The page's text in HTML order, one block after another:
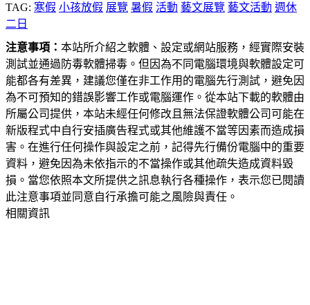
TAG: 寒假 小孩放假 展覽 暑假 活動 藝文展覽 藝文活動 週休
二日
注意事項： 本站所介紹之軟體、設定或網站服務，經實際安裝
測試並通過防毒軟體掃毒。但因為不同電腦環境與軟體設定可
能都各有差異，建議您僅在非工作用的電腦先行測試，避免因
為不可預知的錯誤影響工作或電腦運作。從本站下載的軟體由
所屬公司提供，本站未經任何修改且無法保證軟體公司可能在
新版程式中自行安插廣告程式或其他維護不當等因素而造成損
害。在進行任何操作與設定之前，記得先行備份電腦中的重要
資料，避免因為未依指示的不當操作或其他疏失造成資料毀
損。當您依照本文所提供之訊息執行各種操作，表示您已閱讀
此注意事項並同意自行承擔可能之風險與責任。
相關資訊